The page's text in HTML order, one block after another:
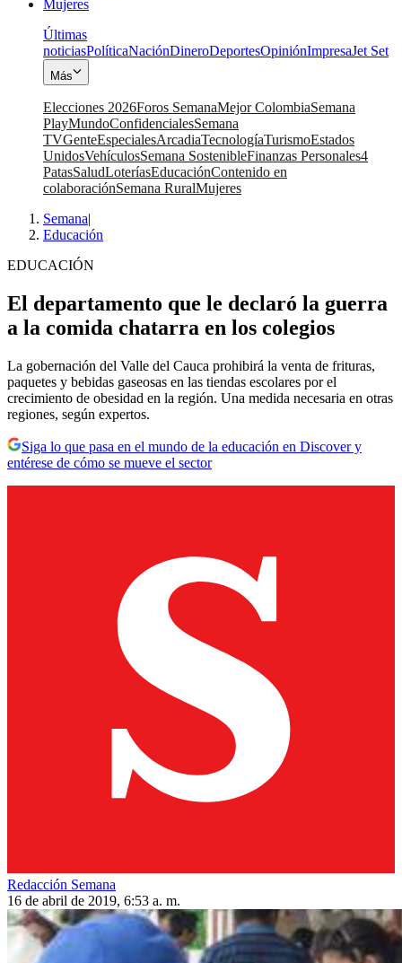
Mujeres
Últimas
noticiasPolíticaNaciónDineroDeportesOpiniónImpresaJet Set
Más
Elecciones 2026Foros SemanaMejor ColombiaSemana
PlayMundoConfidencialesSemana
TVGenteEspecialesArcadiaTecnologíaTurismoEstados
UnidosVehículosSemana SostenibleFinanzas Personales4
PatasSaludLoteríasEducaciónContenido en
colaboraciónSemana RuralMujeres
Semana|
Educación
EDUCACIÓN
El departamento que le declaró la guerra
a la comida chatarra en los colegios
La gobernación del Valle del Cauca prohibirá la venta de frituras,
paquetes y bebidas gaseosas en las tiendas escolares por el
crecimiento de obesidad en la región. Una medida necesaria en otras
regiones, según expertos.
Siga lo que pasa en el mundo de la educación en Discover y
entérese de cómo se mueve el sector
Redacción Semana
16 de abril de 2019, 6:53 a. m.